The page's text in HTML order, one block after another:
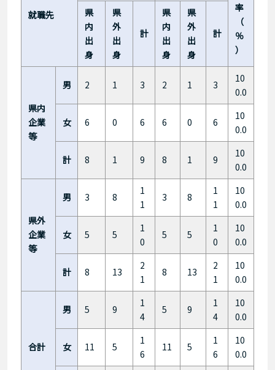
就職先
率
（
％
）
県
内
出
身
県
外
出
身
計
県
内
出
身
県
外
出
身
計
県内
企業
等
男 2 1 3 2 1 3
10
0.0
女 6 0 6 6 0 6
10
0.0
計 8 1 9 8 1 9
10
0.0
県外
企業
等
男 3 8
1
1
3 8
1
1
10
0.0
女 5 5
1
0
5 5
1
0
10
0.0
計 8 13
2
1
8 13
2
1
10
0.0
合計
男 5 9
1
4
5 9
1
4
10
0.0
女 11 5
1
6
11 5
1
6
10
0.0